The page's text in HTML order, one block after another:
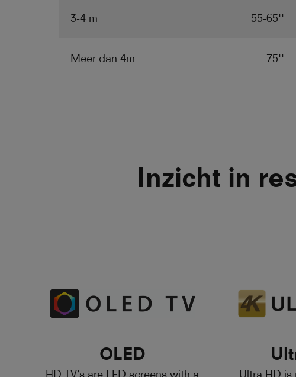
3-4 m 55-65''
Meer dan 4m 75''
Inzicht in
OLED
HD TV’s are LED screens with a
Ultra HD is